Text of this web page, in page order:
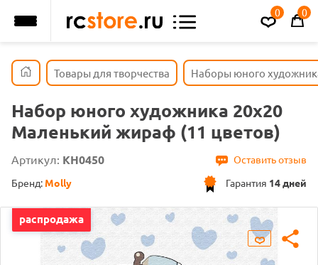
0 0
Товары для творчества Наборы юного
Набор юного художника 20х20
Маленький жираф (11 цветов)
Артикул: KH0450
Оставить отзыв
Гарантия 14 дней
Бренд: Molly
распродажа